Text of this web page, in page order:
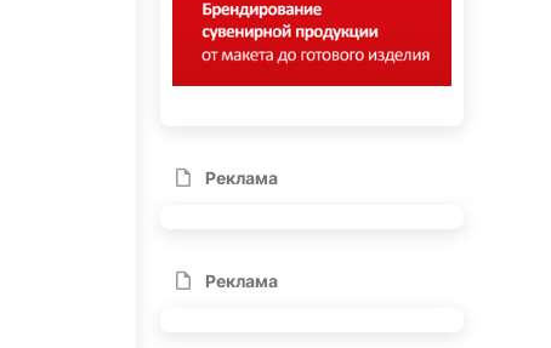
Реклама
Реклама